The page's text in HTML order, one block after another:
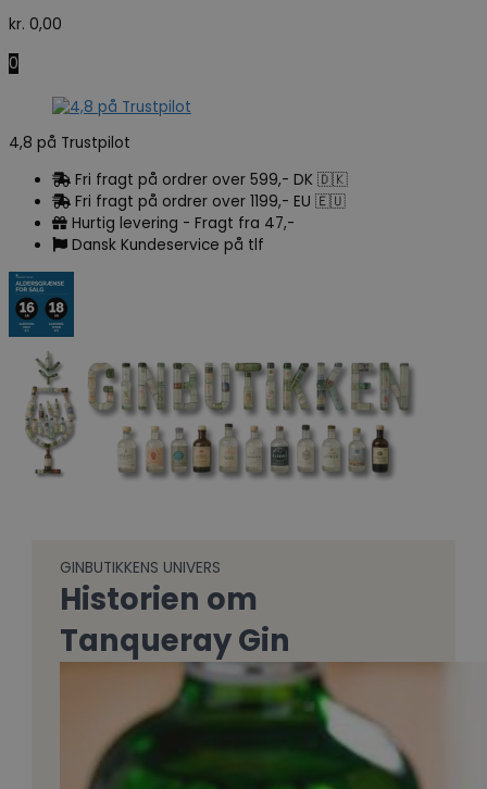
kr. 0,00
0
4,8 på Trustpilot
Fri fragt på ordrer over 599,- DK 🇩🇰
Fri fragt på ordrer over 1199,- EU 🇪🇺
Hurtig levering - Fragt fra 47,-
Dansk Kundeservice på tlf
GINBUTIKKENS UNIVERS
Historien om
Tanqueray Gin